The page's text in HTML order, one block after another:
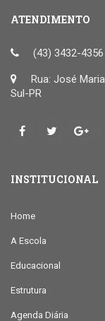
ATENDIMENTO
(43) 3432-
Rua: José
Sul-PR
INSTITUCIONAL
Home
A Escola
Educacional
Estrutura
Agenda Diária